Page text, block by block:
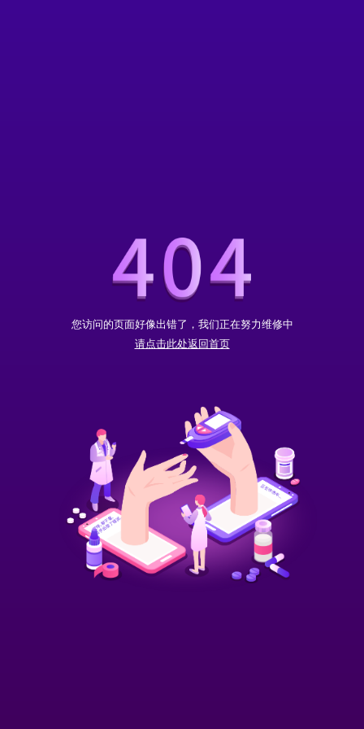
您访问的页面好像出错了，我们正在努力维修中
请点击此处返回首页